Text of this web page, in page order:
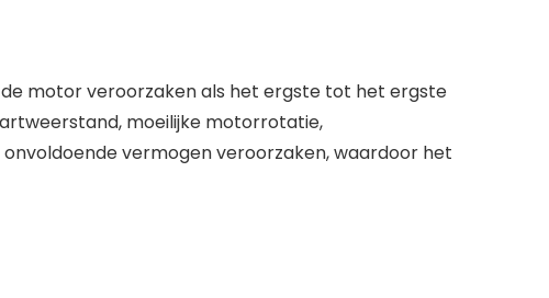
motor veroorzaken als het ergste tot het ergste
moeilijke motorrotatie,
vermogen veroorzaken, waardoor het